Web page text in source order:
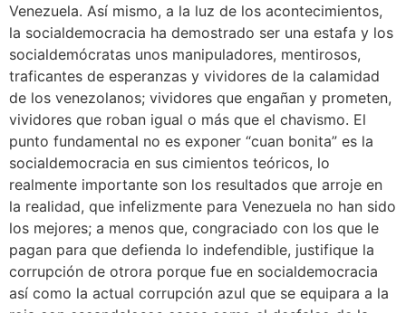
Venezuela. Así mismo, a la luz de los acontecimientos,
la socialdemocracia ha demostrado ser una estafa y los
socialdemócratas unos manipuladores, mentirosos,
traficantes de esperanzas y vividores de la calamidad
de los venezolanos; vividores que engañan y prometen,
vividores que roban igual o más que el chavismo. El
punto fundamental no es exponer “cuan bonita” es la
socialdemocracia en sus cimientos teóricos, lo
realmente importante son los resultados que arroje en
la realidad, que infelizmente para Venezuela no han sido
los mejores; a menos que, congraciado con los que le
pagan para que defienda lo indefendible, justifique la
corrupción de otrora porque fue en socialdemocracia
así como la actual corrupción azul que se equipara a la